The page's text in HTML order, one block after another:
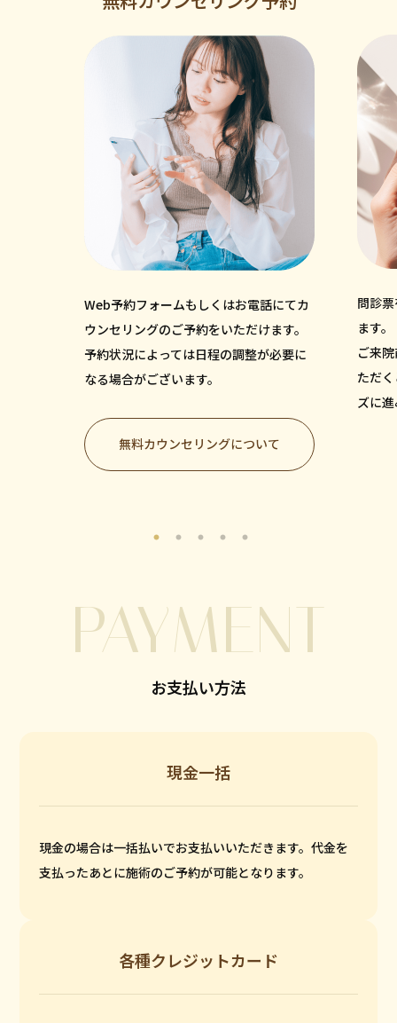
Web予約フォームもしくはお電話にてカ
ウンセリングのご予約をいただけます。
予約状況によっては日程の調整が必要に
なる場合がございます。
無料カウンセリングについて
問診
ます。
ご来
ただ
ズに
PAYMENT
お支払い方法
現金一括
現金の場合は一括払いでお支払いいただきます。代金を
支払ったあとに施術のご予約が可能となります。
各種クレジットカード